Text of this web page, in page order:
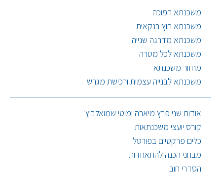
משכנתא הפוכה
משכנתא חוץ בנקאית
משכנתא מדרגה שנייה
משכנתא לכל מטרה
מחזור משכנתא
משכנתא לבנייה עצמית ורכישת מגרש
אודות שני פרץ מיארה ומוטי שמואלביץ'
קורס יועצי משכנתאות
כלים פרקטיים בפורטל
מבחני הכנה להתאחדות
הסדרי חוב